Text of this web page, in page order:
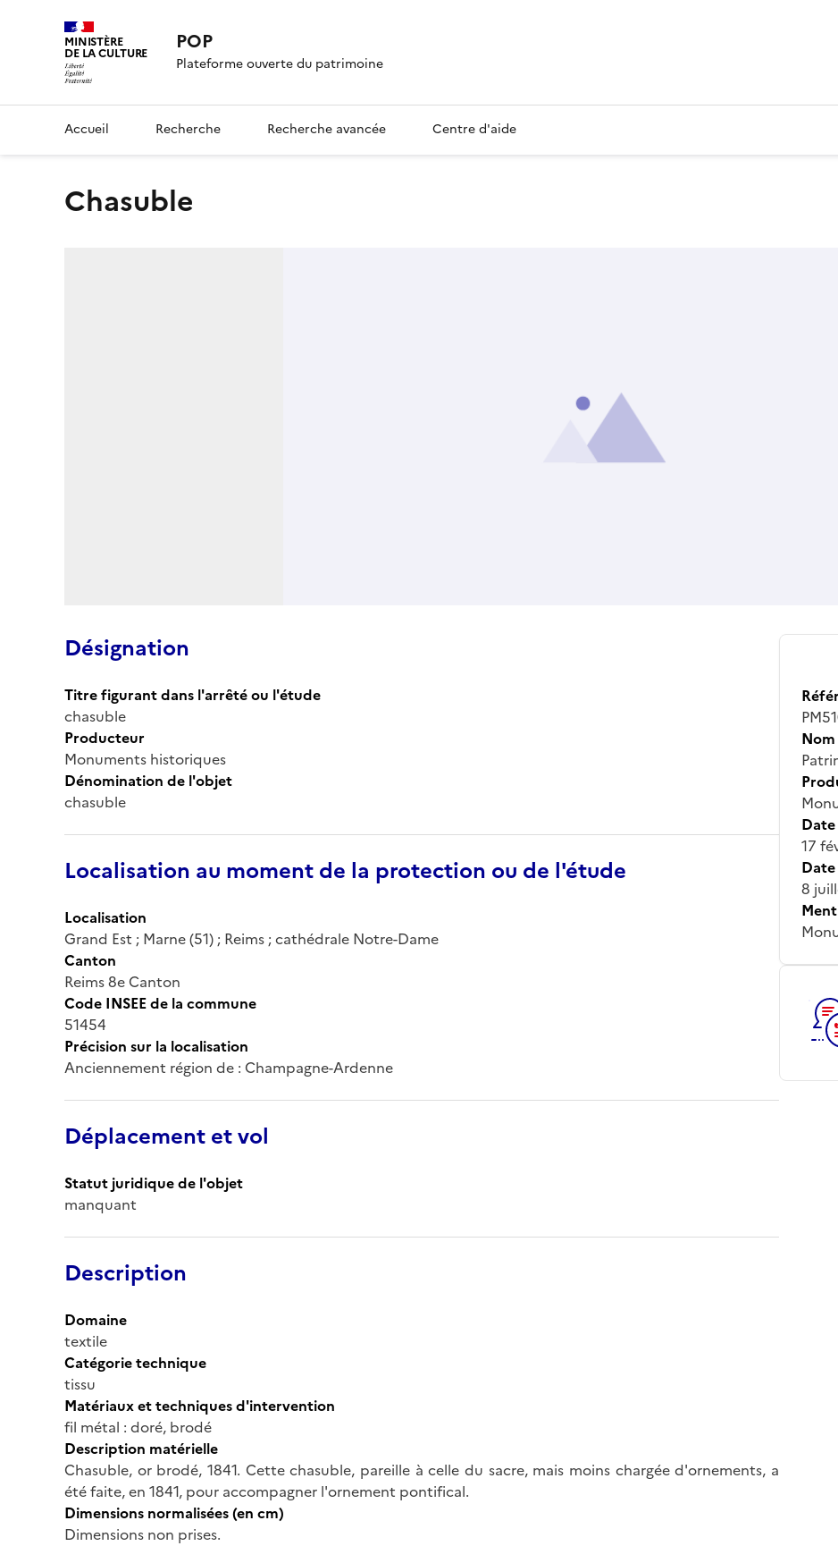
MINISTÈRE
DE LA CULTURE POP
Plateforme ouverte du patrimoine
Accueil Recherche Recherche avancée Centre d'aide
chasuble
Désignation
Titre figurant dans l'arrêté ou l'étude
chasuble
Producteur
Monuments historiques
Dénomination de l'objet
chasuble
Localisation au moment de la protection ou de l'étude
Localisation
Grand Est ; Marne (51) ; Reims ; cathédrale Notre-Dame
Canton
Reims 8e Canton
Code INSEE de la commune
51454
Précision sur la localisation
Anciennement région de : Champagne-Ardenne
Déplacement et vol
Statut juridique de l'objet
manquant
Description
Domaine
textile
Catégorie technique
tissu
Matériaux et techniques d'intervention
fil métal : doré, brodé
Description matérielle
Chasuble, or brodé, 1841. Cette chasuble, pareille à celle du sacre, mais moins chargée d'ornements, a
été faite, en 1841, pour accompagner l'ornement pontifical.
Dimensions normalisées (en cm)
Dimensions non prises.
17
8